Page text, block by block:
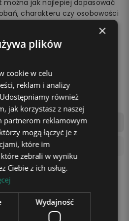
można jak najlepiej dopasować
charakteru czy osobowości
w
okazja, aby zrobić
Z pewnością wywołasz
i sprawisz, że poczuje się
lampki marki Plexido!
13,5x19,7cm
4 cm
kategorii
×
plików
cookie w celu
reklam i analizy
również
jak korzystasz z naszej
partnerom reklamowym
mogą łączyć je z
które im
które zebrali w wyniku
Ciebie z ich usług.
Wydajność